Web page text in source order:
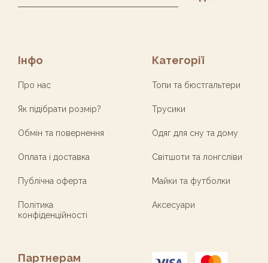
Інфо
Про нас
Як підібрати розмір?
Обмін та повернення
Оплата і доставка
Публічна оферта
Політика
конфіденційності
Категорії
Топи та бюстгальтери
Трусики
Одяг для сну та дому
Світшоти та лонгсліви
Майки та футболки
Аксесуари
Партнерам